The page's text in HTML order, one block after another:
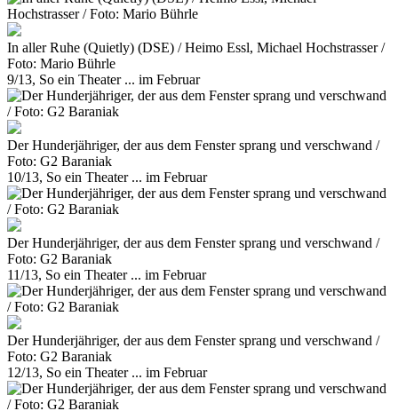
In aller Ruhe (Quietly) (DSE) / Heimo Essl, Michael Hochstrasser /
Foto: Mario Bührle
9/13, So ein Theater ... im Februar
Der Hunderjähriger, der aus dem Fenster sprang und verschwand /
Foto: G2 Baraniak
10/13, So ein Theater ... im Februar
Der Hunderjähriger, der aus dem Fenster sprang und verschwand /
Foto: G2 Baraniak
11/13, So ein Theater ... im Februar
Der Hunderjähriger, der aus dem Fenster sprang und verschwand /
Foto: G2 Baraniak
12/13, So ein Theater ... im Februar